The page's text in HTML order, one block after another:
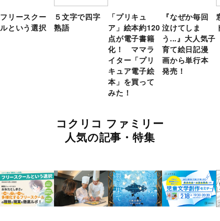
フリースクー
ルという選択
５文字で四字
熟語
「プリキュ
ア」絵本約120
点が電子書籍
化！ ママラ
イター「プリ
キュア電子絵
本」を買って
みた！
『なぜか毎回
泣けてしま
う...』大人気子
育て絵日記漫
画から単行本
発売！
コクリコ ファミリー
人気の記事・特集